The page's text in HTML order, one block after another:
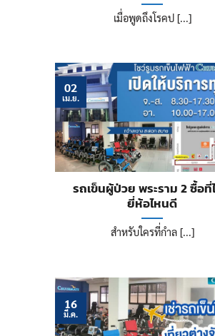
เมื่อพูดถึงโรคป [...]
รถเข็นผู้ป่วย พระราม 2 ซื้อที่
ยี่ห้อไหนดี
สำหรับใครที่กำล [...]
02
เม.ย.
16
มี.ค.